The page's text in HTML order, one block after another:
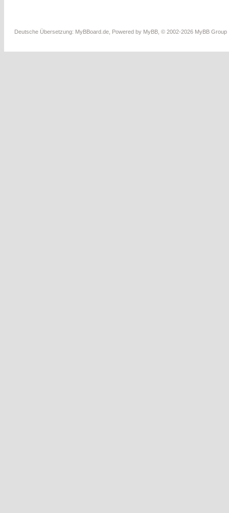
Deutsche Übersetzung: MyBBoard.de , Powered by MyBB , © 2002-2026 MyBB Group